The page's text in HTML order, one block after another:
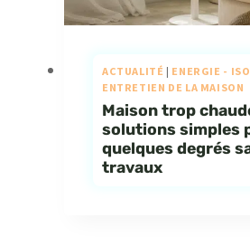
ACTUALITÉ | ENERGIE -
ENTRETIEN DE LA MAISON
Maison trop
solutions simples
quelques degrés
travaux